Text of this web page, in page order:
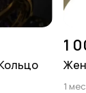
1
1